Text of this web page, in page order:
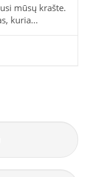
mūsų krašte.
kuria...